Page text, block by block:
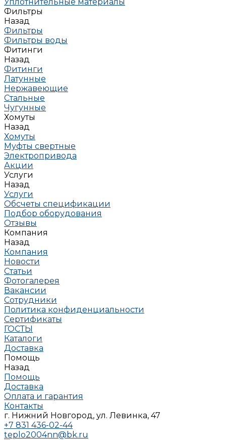
Фильтры
Назад
Фильтры
Фильтры воды
Фитинги
Назад
Фитинги
Латунные
Нержавеющие
Стальные
Чугунные
Хомуты
Назад
Хомуты
Муфты свертные
Электропривода
Акции
Услуги
Назад
Услуги
Обсчеты спецификации
Подбор оборудования
Отзывы
Компания
Назад
Компания
Новости
Статьи
Фотогалерея
Вакансии
Сотрудники
Политика конфиденциальности
Сертификаты
ГОСТЫ
Каталоги
Доставка
Помощь
Назад
Помощь
Доставка
Оплата и гарантия
Контакты
г. Нижний Новгород, ул. Левинка, 47
+7 831 436-02-44
teplo2004nn@bk.ru